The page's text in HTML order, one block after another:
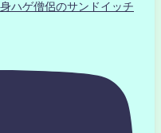
ハゲ僧侶のサンドイッチ